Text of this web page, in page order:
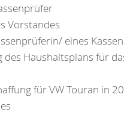
Vorstandes
eines
des Haushaltsplans für
für VW Touran in